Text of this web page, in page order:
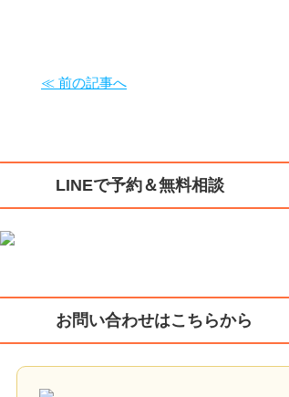
≪ 前の記事へ
LINEで予約＆無料相談
お問い合わせはこちらから